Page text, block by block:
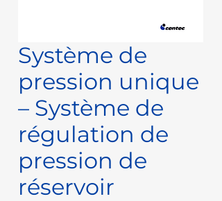
Système de
pression unique
– Système de
régulation de
pression de
réservoir